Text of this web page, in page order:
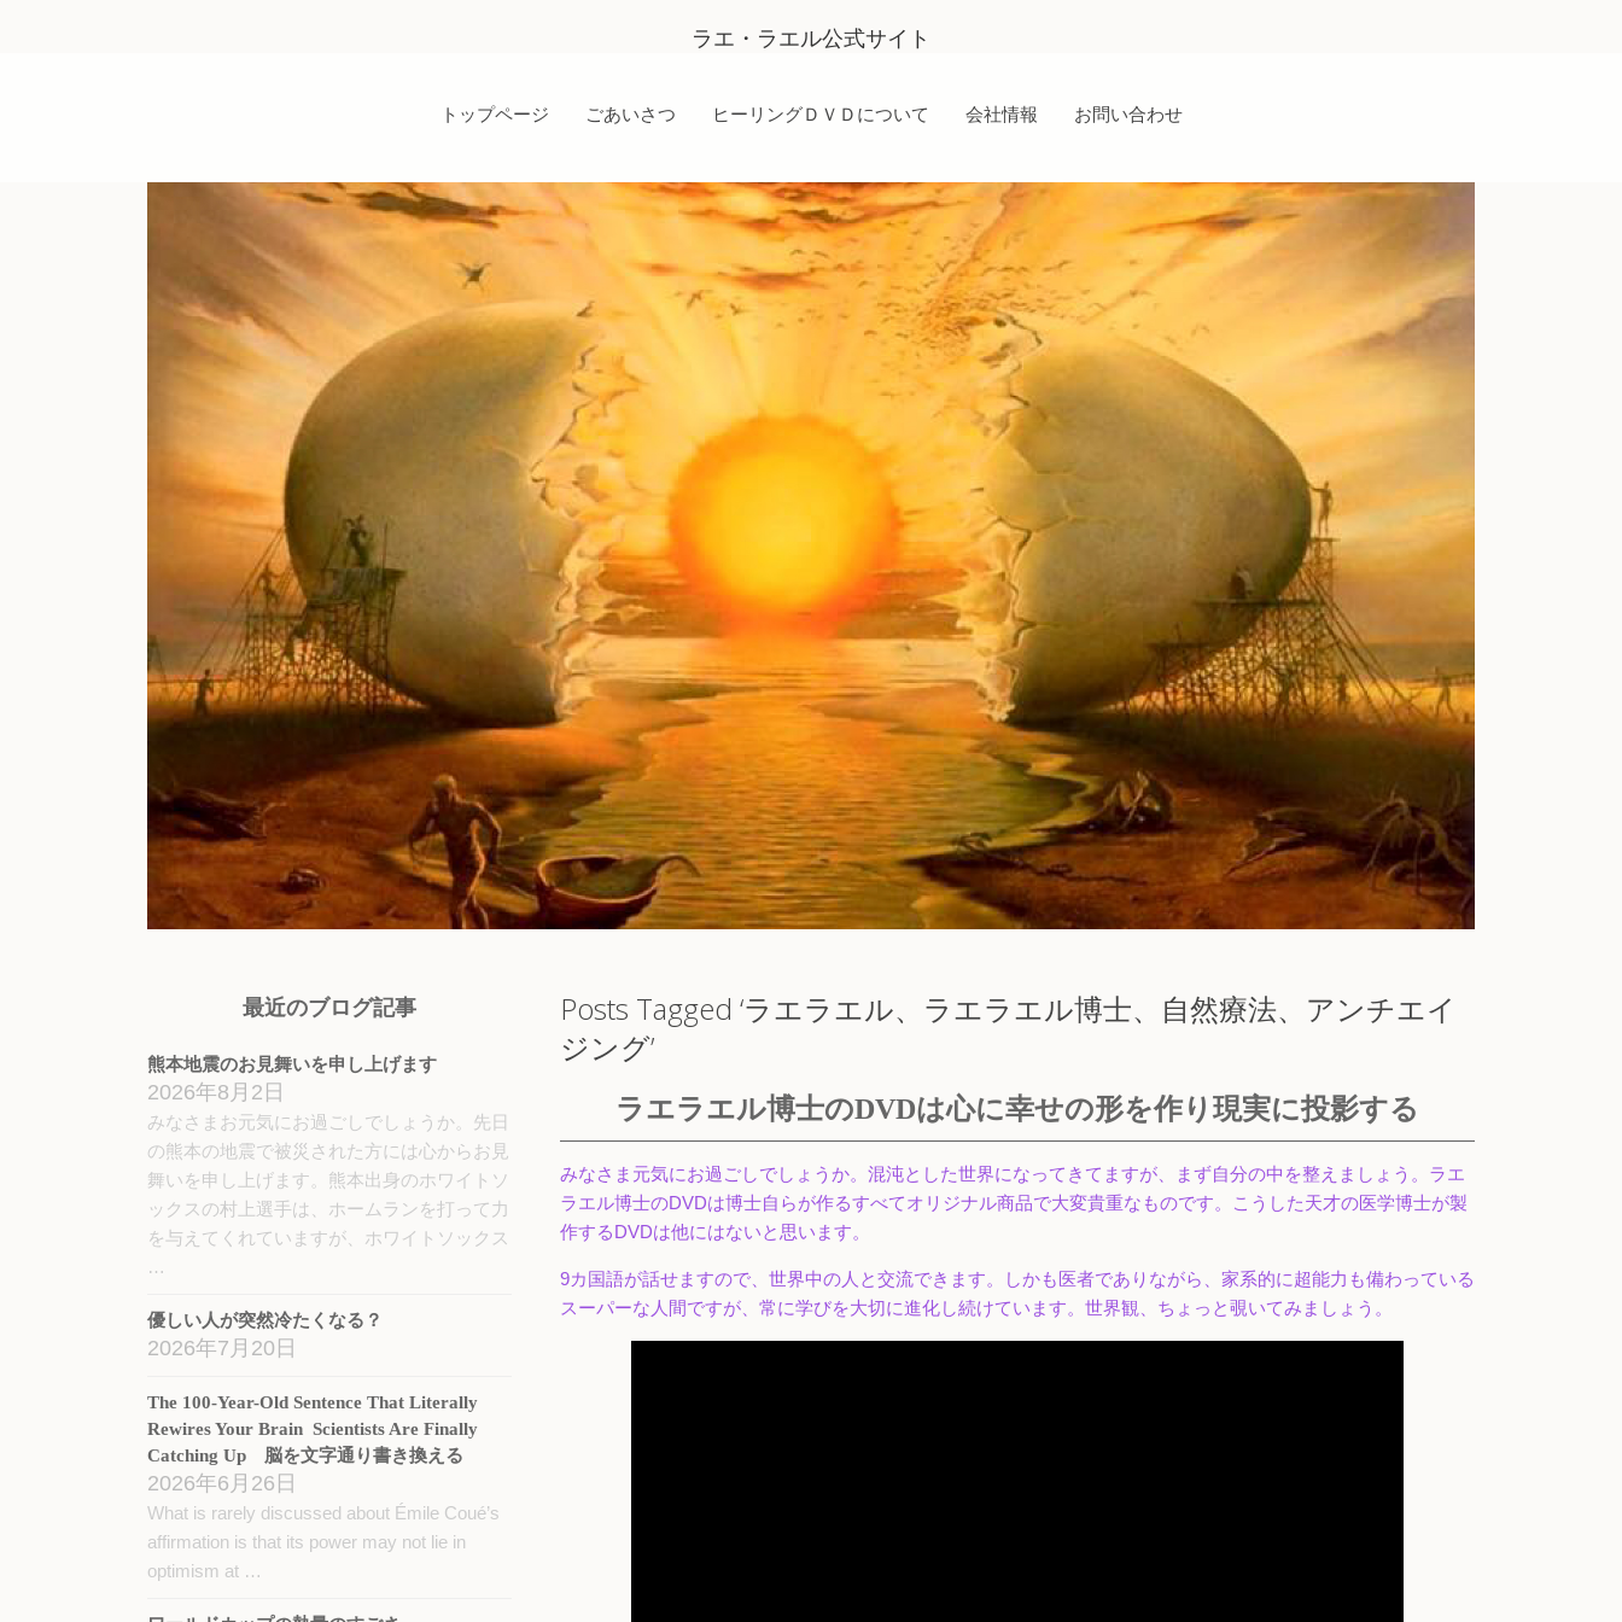
ラエ・ラエル公式サイト
トップページ ごあいさつ ヒーリングＤＶＤについて 会社情報 お問い合わせ
Posts Tagged ‘ラエラエル、ラエラエル博士、自然療法、アンチエイ
ジング’
ラエラエル博士のDVDは心に幸せの形を作り現実に投影する
みなさま元気にお過ごしでしょうか。混沌とした世界になってきてますが、まず自分の中を整えましょう。ラエ
ラエル博士のDVDは博士自らが作るすべてオリジナル商品で大変貴重なものです。こうした天才の医学博士が製
作するDVDは他にはないと思います。
9カ国語が話せますので、世界中の人と交流できます。しかも医者でありながら、家系的に超能力も備わっている
スーパーな人間ですが、常に学びを大切に進化し続けています。世界観、ちょっと覗いてみましょう。
最近のブログ記事
熊本地震のお見舞いを申し上げます
2026年8月2日
みなさまお元気にお過ごしでしょうか。先日
の熊本の地震で被災された方には心からお見
舞いを申し上げます。熊本出身のホワイトソ
ックスの村上選手は、ホームランを打って力
を与えてくれていますが、ホワイトソックス
…
優しい人が突然冷たくなる？
2026年7月20日
The 100-Year-Old Sentence That Literally
Rewires Your Brain Scientists Are Finally
Catching Up 脳を文字通り書き換える
2026年6月26日
What is rarely discussed about Émile Coué’s
affirmation is that its power may not lie in
optimism at …